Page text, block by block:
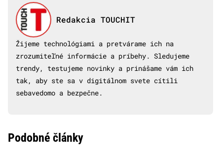
Redakcia TOUCHIT
Žijeme technológiami a pretvárame ich na
zrozumiteľné informácie a príbehy. Sledujeme
trendy, testujeme novinky a prinášame vám ich
tak, aby ste sa v digitálnom svete cítili
sebavedomo a bezpečne.
Podobné články